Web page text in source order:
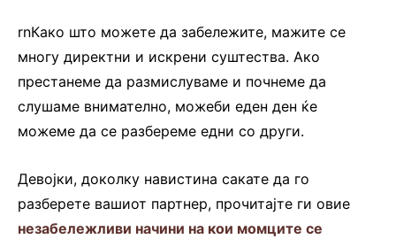
rnКако што можете да забележите, мажите се
многу директни и искрени суштества. Ако
престанеме да размислуваме и почнеме да
слушаме внимателно, можеби еден ден ќе
можеме да се разбереме едни со други.
Девојки, доколку навистина сакате да го
разберете вашиот партнер, прочитајте ги овие
незабележливи начини на кои момците се